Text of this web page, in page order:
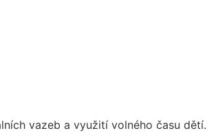
vazeb a využití volného času dětí.